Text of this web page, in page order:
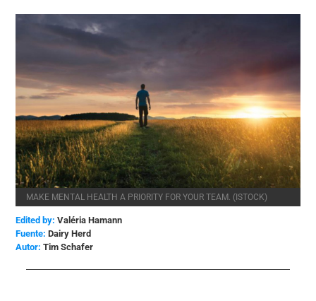
MAKE MENTAL HEALTH A PRIORITY FOR YOUR TEAM. (ISTOCK)
Edited by: Valéria Hamann
Dairy Herd
Tim Schafer